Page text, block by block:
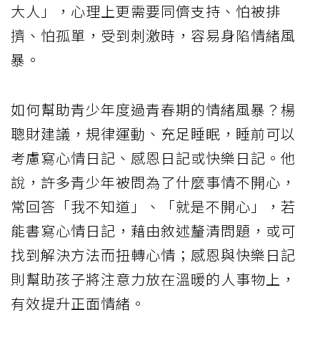
大人」，心理上更需要同儕支持、怕被排
擠、怕孤單，受到刺激時，容易身陷情緒風
暴。
如何幫助青少年度過青春期的情緒風暴？楊
聰財建議，規律運動、充足睡眠，睡前可以
考慮寫心情日記、感恩日記或快樂日記。他
說，許多青少年被問為了什麼事情不開心，
常回答「我不知道」、「就是不開心」，若
能書寫心情日記，藉由敘述釐清問題，或可
找到解決方法而扭轉心情；感恩與快樂日記
則幫助孩子將注意力放在溫暖的人事物上，
有效提升正面情緒。